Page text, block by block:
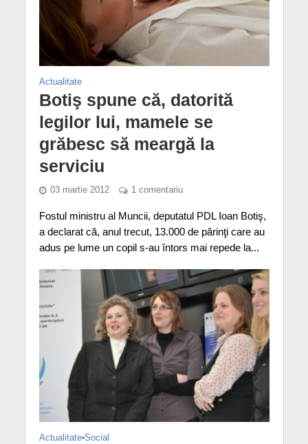
Actualitate
Botiş spune că, datorită
legilor lui, mamele se
grăbesc să meargă la
serviciu
03 martie 2012 1 comentariu
Fostul ministru al Muncii, deputatul PDL Ioan Botiş,
a declarat că, anul trecut, 13.000 de părinţi care au
adus pe lume un copil s-au întors mai repede la...
Actualitate•Social